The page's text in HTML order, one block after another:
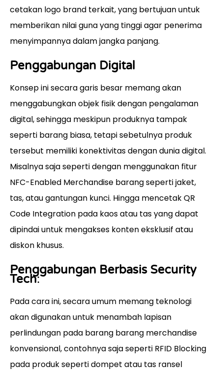
cetakan logo brand terkait, yang bertujuan untuk
memberikan nilai guna yang tinggi agar penerima
menyimpannya dalam jangka panjang.
Penggabungan Digital
Konsep ini secara garis besar memang akan
menggabungkan objek fisik dengan pengalaman
digital, sehingga meskipun produknya tampak
seperti barang biasa, tetapi sebetulnya produk
tersebut memiliki konektivitas dengan dunia digital.
Misalnya saja seperti dengan menggunakan fitur
NFC-Enabled Merchandise barang seperti jaket,
tas, atau gantungan kunci. Hingga mencetak QR
Code Integration pada kaos atau tas yang dapat
dipindai untuk mengakses konten eksklusif atau
diskon khusus.
Penggabungan Berbasis Security
Tech:
Pada cara ini, secara umum memang teknologi
akan digunakan untuk menambah lapisan
perlindungan pada barang barang merchandise
konvensional, contohnya saja seperti RFID Blocking
pada produk seperti dompet atau tas ransel